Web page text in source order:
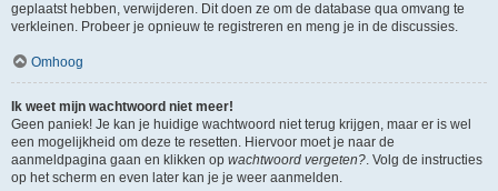
geplaatst hebben, verwijderen. Dit doen ze om de database qua omvang te
verkleinen. Probeer je opnieuw te registreren en meng je in de discussies.
Omhoog
Ik weet mijn wachtwoord niet meer!
Geen paniek! Je kan je huidige wachtwoord niet terug krijgen, maar er is wel
een mogelijkheid om deze te resetten. Hiervoor moet je naar de
aanmeldpagina gaan en klikken op wachtwoord vergeten?. Volg de instructies
op het scherm en even later kan je je weer aanmelden.